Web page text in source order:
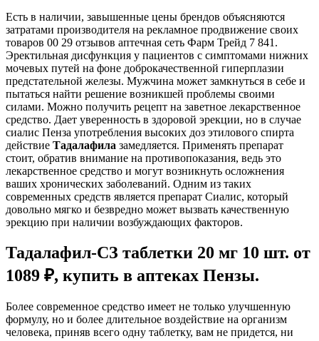
Есть в наличии, завышенные цены брендов объясняются
затратами производителя на рекламное продвижение своих
товаров 00 29 отзывов аптечная сеть Фарм Трейд 7 841.
Эректильная дисфункция у пациентов с симптомами нижних
мочевых путей на фоне доброкачественной гиперплазии
предстательной железы. Мужчина может замкнуться в себе и
пытаться найти решение возникшей проблемы своими
силами. Можно получить рецепт на заветное лекарственное
средство. Дает уверенность в здоровой эрекции, но в случае
сиалис Пенза употребления высоких доз этилового спирта
действие Тадалафила замедляется. Применять препарат
стоит, обратив внимание на противопоказания, ведь это
лекарственное средство и могут возникнуть осложнения
ваших хронических заболеваний. Одним из таких
современных средств является препарат Сиалис, который
довольно мягко и безвредно может вызвать качественную
эрекцию при наличии возбуждающих факторов.
Тадалафил-СЗ таблетки 20 мг 10 шт. от
1089 ₽, купить в аптеках Пензы.
Более современное средство имеет не только улучшенную
формулу, но и более длительное воздействие на организм
человека, приняв всего одну таблетку, вам не придется, ни